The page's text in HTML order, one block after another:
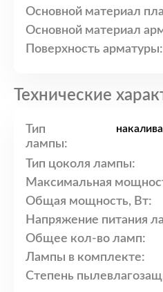
Основной материал
Основной материал
Поверхность арматуры:
Технические
Тип
лампы:
Тип цоколя лампы:
Максимальная
Общая мощность, Вт:
Напряжение питания
Общее кол-во ламп:
Лампы в комплекте:
Степень